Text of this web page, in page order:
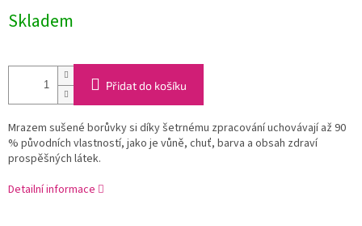
Skladem
Přidat do košíku
Mrazem sušené borůvky si díky šetrnému zpracování uchovávají až 90
% původních vlastností, jako je vůně, chuť, barva a obsah zdraví
prospěšných látek.
Detailní informace